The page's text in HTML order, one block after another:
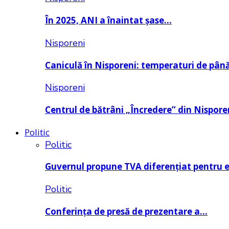
În 2025, ANI a înaintat șase…
Nisporeni
Caniculă în Nisporeni: temperaturi de
Nisporeni
Centrul de bătrâni „Încredere” din
Politic
Politic
Guvernul propune TVA diferențiat pentru
Politic
Conferința de presă de prezentare a…